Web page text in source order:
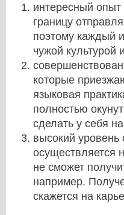
интересный
границу
поэтому каждый
чужой культурой
которые
языковая
полностью
сделать у себя
высокий уровень
осуществляется
не сможет
например.
скажется на